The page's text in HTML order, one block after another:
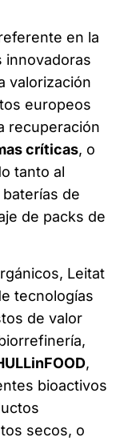
en la
innovadoras
valorización
europeos
recuperación
críticas, o
tanto al
de
de packs de
Leitat
tecnologías
de valor
,
bioactivos
secos, o